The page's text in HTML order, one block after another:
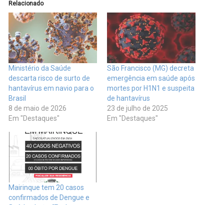
Relacionado
Ministério da Saúde
descarta risco de surto de
hantavírus em navio para o
Brasil
8 de maio de 2026
Em "Destaques"
São Francisco (MG) decreta
emergência em saúde após
mortes por H1N1 e suspeita
de hantavírus
23 de julho de 2025
Em "Destaques"
Mairinque tem 20 casos
confirmados de Dengue e